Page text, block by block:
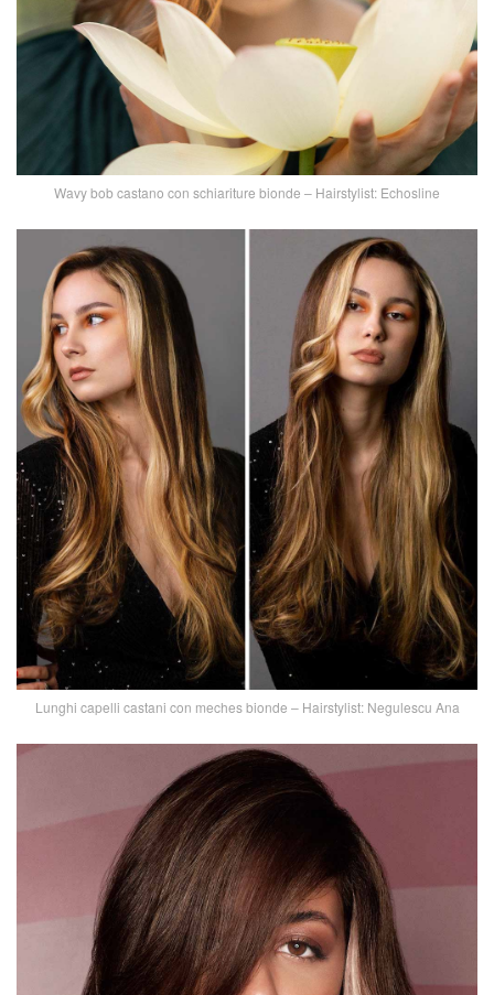
Wavy bob castano con schiariture bionde – Hairstylist: Echosline
Lunghi capelli castani con meches bionde – Hairstylist: Negulescu Ana